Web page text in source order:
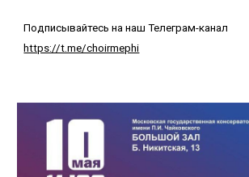
Подписывайтесь на наш Телеграм-канал
https://t.me/choirmephi